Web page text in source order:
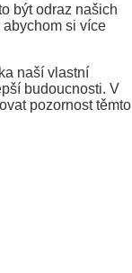
být odraz našich
abychom si více
naší vlastní
budoucnosti. V
pozornost těmto